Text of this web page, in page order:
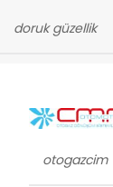
doruk güzellik
otogazcim